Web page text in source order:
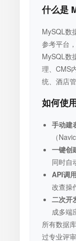
什么是
MySQL数
参考平台
MySQL数
理、CMS
统、酒店
如何使
手动建
（
一键创
同时自
API调
改查操
二次开
成多端
所有数据
过专业评